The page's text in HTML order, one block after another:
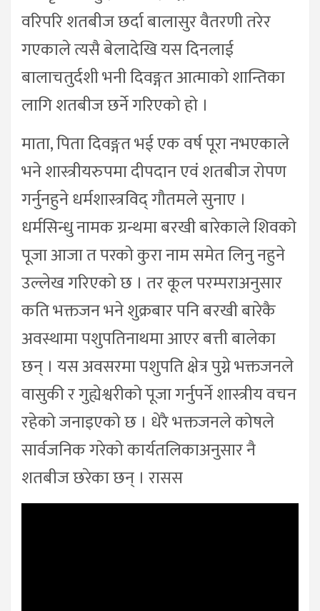
वरिपरि शतबीज छर्दा बालासुर वैतरणी तरेर
गएकाले त्यसै बेलादेखि यस दिनलाई
बालाचतुर्दशी भनी दिवङ्गत आत्माको शान्तिका
लागि शतबीज छर्ने गरिएको हो ।
माता, पिता दिवङ्गत भई एक वर्ष पूरा नभएकाले
भने शास्त्रीयरुपमा दीपदान एवं शतबीज रोपण
गर्नुनहुने धर्मशास्त्रविद् गौतमले सुनाए ।
धर्मसिन्धु नामक ग्रन्थमा बरखी बारेकाले शिवको
पूजा आजा त परको कुरा नाम समेत लिनु नहुने
उल्लेख गरिएको छ । तर कूल परम्पराअनुसार
कति भक्तजन भने शुक्रबार पनि बरखी बारेकै
अवस्थामा पशुपतिनाथमा आएर बत्ती बालेका
छन् । यस अवसरमा पशुपति क्षेत्र पुग्ने भक्तजनले
वासुकी र गुह्येश्वरीको पूजा गर्नुपर्ने शास्त्रीय वचन
रहेको जनाइएको छ । धेरै भक्तजनले कोषले
सार्वजनिक गरेको कार्यतलिकाअनुसार नै
शतबीज छरेका छन् । रासस